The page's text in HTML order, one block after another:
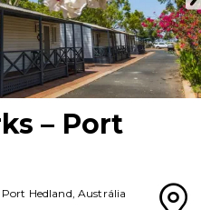
– Port
Port Hedland,Austrália